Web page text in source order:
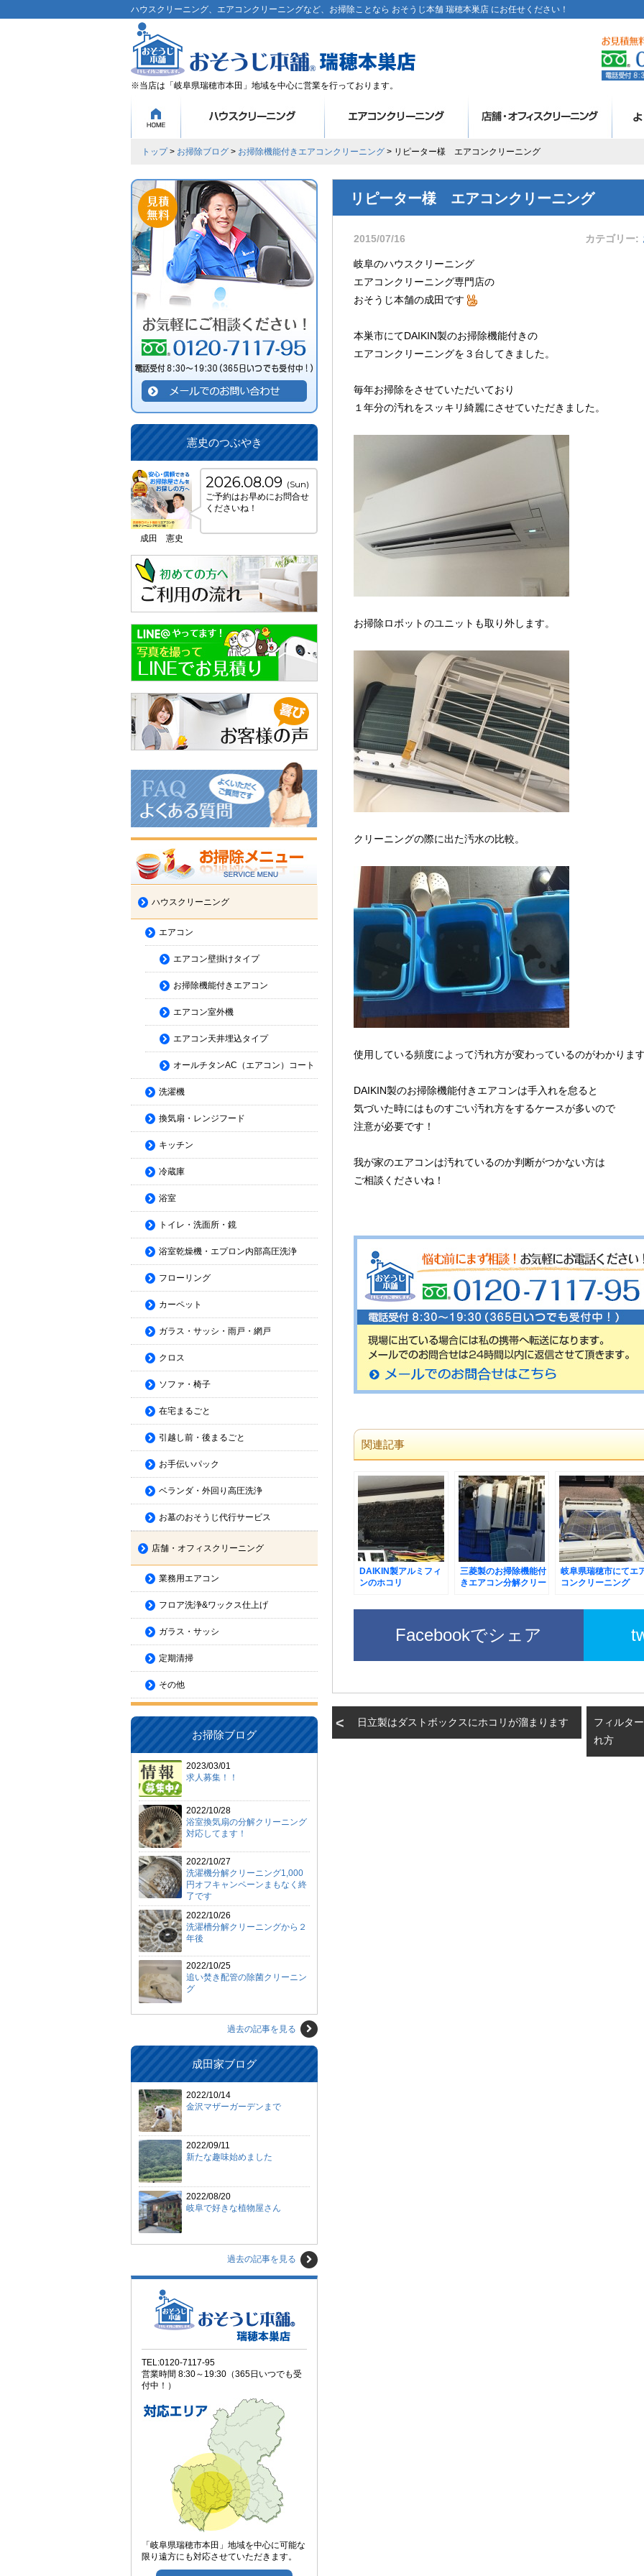
ハウスクリーニング、エアコンクリーニングなど、お掃除ことなら おそうじ本舗 瑞穂本巣店 にお任せください！
※当店は「岐阜県瑞穂市本田」地域を中心に営業を行っております。
トップ> お掃除ブログ > お掃除機能付きエアコンクリーニング > リピーター様 エアコンクリーニング
リピーター様 エアコンクリーニング
2015/07/16 カテゴリー
岐阜のハウスクリーニング
エアコンクリーニング専門店の
おそうじ本舗の成田です
本巣市にてDAIKIN製のお掃除機能付きの
エアコンクリーニングを３台してきました。
毎年お掃除をさせていただいており
１年分の汚れをスッキリ綺麗にさせていただきました。
お掃除ロボットのユニットも取り外します。
クリーニングの際に出た汚水の比較。
使用している頻度によって汚れ方が変わっているのがわかりま
DAIKIN製のお掃除機能付きエアコンは手入れを怠ると
気づいた時にはものすごい汚れ方をするケースが多いので
注意が必要です！
我が家のエアコンは汚れているのか判断がつかない方は
ご相談くださいね！
関連記事
DAIKIN製アルミフィ
ンのホコリ
三菱製のお掃除機能付
きエアコン分解クリー
岐阜県瑞穂市にてエ
コンクリーニング
Facebookでシェア
日立製はダストボックスにホコリが溜まります
フィルタ
れ方
憲史のつぶやき
成田 憲史
2026.08.09 (Sun)
ご予約はお早めにお問合せ
くださいね！
ハウスクリーニング
エアコン
エアコン壁掛けタイプ
お掃除機能付きエアコン
エアコン室外機
エアコン天井埋込タイプ
オールチタンAC（エアコン）コート
洗濯機
換気扇・レンジフード
キッチン
冷蔵庫
浴室
トイレ・洗面所・鏡
浴室乾燥機・エプロン内部高圧洗浄
フローリング
カーペット
ガラス・サッシ・雨戸・網戸
クロス
ソファ・椅子
在宅まるごと
引越し前・後まるごと
お手伝いパック
ベランダ・外回り高圧洗浄
お墓のおそうじ代行サービス
店舗・オフィスクリーニング
業務用エアコン
フロア洗浄&ワックス仕上げ
ガラス・サッシ
定期清掃
その他
お掃除ブログ
2023/03/01
求人募集！！
2022/10/28
浴室換気扇の分解クリーニング
対応してます！
2022/10/27
洗濯機分解クリーニング1,000
円オフキャンペーンまもなく終
了です
2022/10/26
洗濯槽分解クリーニングから２
年後
2022/10/25
追い焚き配管の除菌クリーニン
グ
過去の記事を見る
成田家ブログ
2022/10/14
金沢マザーガーデンまで
2022/09/11
新たな趣味始めました
2022/08/20
岐阜で好きな植物屋さん
過去の記事を見る
TEL:0120-7117-95
営業時間 8:30～19:30（365日いつでも受
付中！）
「岐阜県瑞穂市本田」地域を中心に可能な
限り遠方にも対応させていただきます。